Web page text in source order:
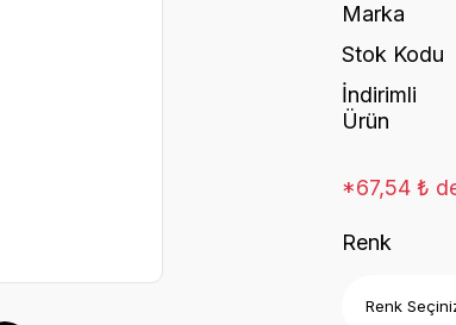
Marka
Stok Kodu
İndirimli
Ürün
*67,54 ₺
Renk